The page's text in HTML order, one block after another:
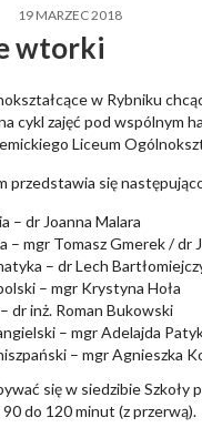
19 MARZEC 2018
wtorki
w Rybniku
cykl zajęć pod wspólnym
Liceum
przedstawia się
– dr Joanna Malara
– mgr Tomasz Gmerek / dr
– dr Lech
– mgr Krystyna Hoła
dr inż. Roman Bukowski
– mgr Adelajda
– mgr Agnieszka
się w siedzibie Szkoły
do 120 minut (z przerwą).